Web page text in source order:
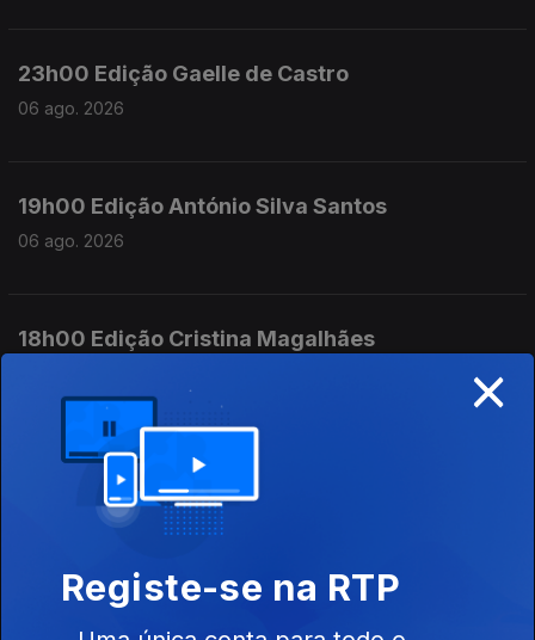
23h00 Edição Gaelle de Castro
06 ago. 2026
19h00 Edição António Silva Santos
06 ago. 2026
18h00 Edição Cristina Magalhães
17h00 Edição Cristina Magalhães
06 ago. 2026
16h00 Edição Cristina Magalhães
×
Registe-se na RTP